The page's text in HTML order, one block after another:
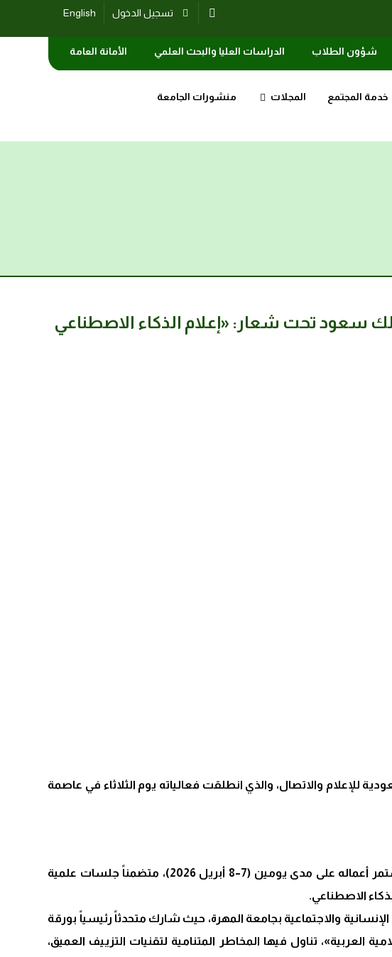
English تسجيل الدخول
شؤون الطلاب الدراسات العليا والبحث العلمي الأمانة العامة
خدمة المجتمع المجلات منشورات الجامعة
سعود تحت شعار: «إعلام الذكاء الاصطناعي
والاتصال، والذي انطلقت فعالياته يوم الثلاثاء في عاصمة
وشهد المؤتمر مشاركة أكثر من 40 باحثاً وباحثة من مختلف الجامعات والمؤسسات الأكاديمية، حيث تستمر أعماله على مدى يومين (7–8 أبريل 2026)، متضمناً جلسات علمية
الاصطناعي.
والاجتماعية بجامعة المهرة، حيث شارك متحدثاً رئيسياً بورقة
العربية»، تناول فيها المخاطر المتنامية لتقنيات التزييف العميق،